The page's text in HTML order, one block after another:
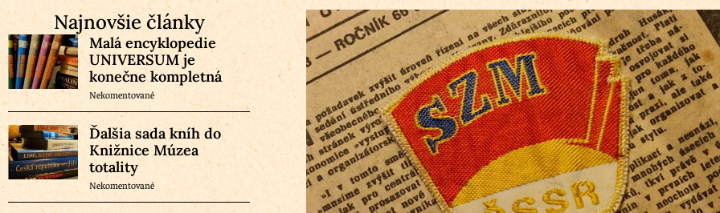
Najnovšie články
Malá encyklopedie
UNIVERSUM je
konečne kompletná
Nekomentované
Ďalšia sada kníh do
Knižnice Múzea
totality
Nekomentované